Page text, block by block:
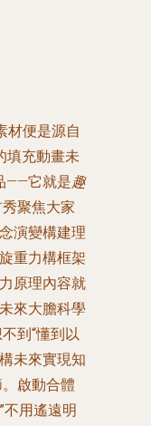
材便是源自
填充動畫未
——它就是趣
聚焦大家
演變構建理
重力構框架
原理內容就
來大膽科學
到“懂到以
未來實現知
啟動合體
用遙遠明